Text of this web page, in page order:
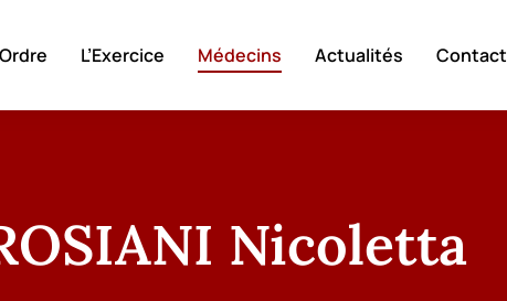
L’Exercice Médecins Actualités Contact
Nicoletta